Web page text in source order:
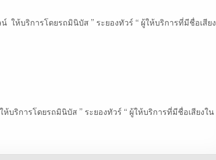
ให้บริการโดยรถมินิบัส ” ระยองทัวร์ “ ผู้ให้บริการที่มีชื่อเสียง
ริการโดยรถมินิบัส ” ระยองทัวร์ “ ผู้ให้บริการที่มีชื่อเสียงใน